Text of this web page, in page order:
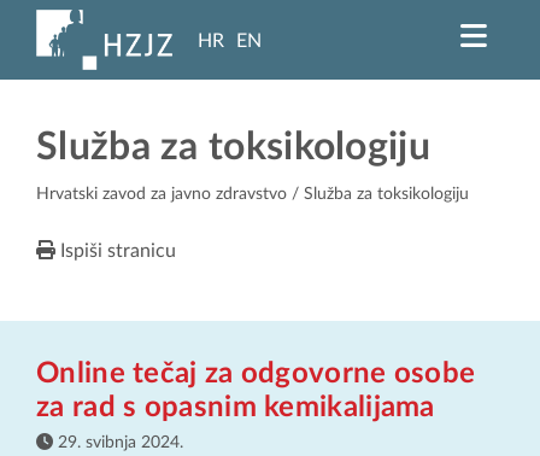
HR EN
Služba za toksikologiju
Hrvatski zavod za javno zdravstvo / Služba za toksikologiju
Ispiši stranicu
Online tečaj za odgovorne osobe
za rad s opasnim kemikalijama
29. svibnja 2024.